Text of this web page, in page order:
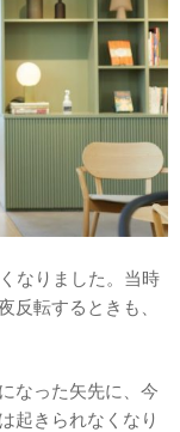
なりました。当時
反転するときも、
なった矢先に、今
起きられなくなり